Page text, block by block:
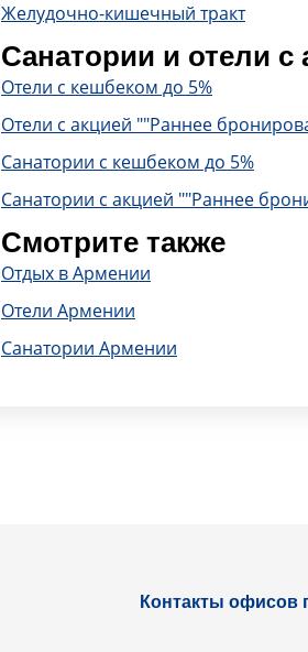
Желудочно-кишечный тракт
Санатории и отели
Отели с кешбеком до 5%
Отели с акцией ""Раннее
Санатории с кешбеком до 5%
Санатории с акцией ""Раннее
Смотрите также
Отдых в Армении
Отели Армении
Санатории Армении
Контакты офисов